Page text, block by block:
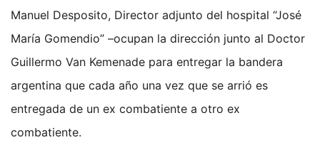
Manuel Desposito, Director adjunto del hospital “José
María Gomendio” –ocupan la dirección junto al Doctor
Guillermo Van Kemenade para entregar la bandera
argentina que cada año una vez que se arrió es
entregada de un ex combatiente a otro ex
combatiente.